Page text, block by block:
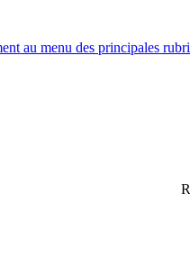
au menu des principales